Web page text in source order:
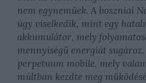
nem egyneműek. A boszniai
úgy viselkedik, mint egy
akkumulátor, mely
mennyiségű energiát
perpetuum mobile, mely
múltban kezdte meg